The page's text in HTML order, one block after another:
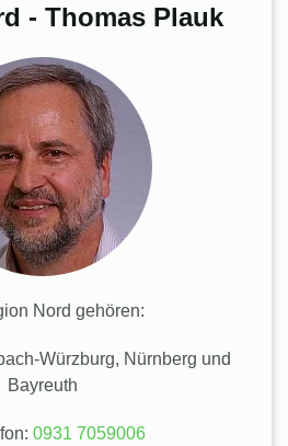
- Thomas Plauk
Nord gehören:
Würzburg, Nürnberg und
Bayreuth
0931 7059006